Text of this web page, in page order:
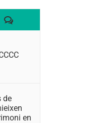
Comentaris
de
en